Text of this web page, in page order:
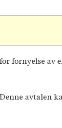
fornyelse av
avtalen